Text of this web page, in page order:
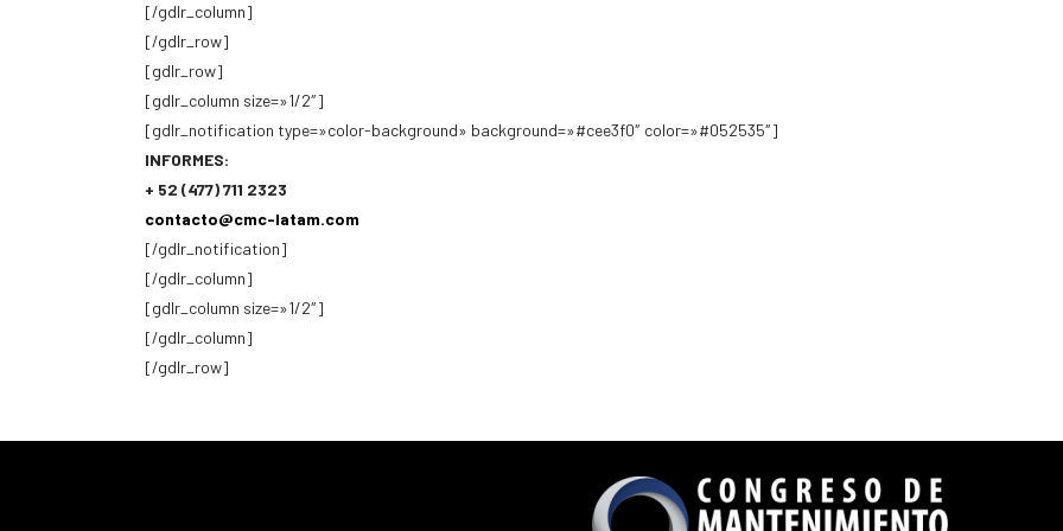
[/gdlr_column]
[/gdlr_row]
[gdlr_row]
[gdlr_column size=»1/2″]
[gdlr_notification type=»color-background» background=»#cee3f0″ color=»#052535″]
INFORMES:
+ 52 (477) 711 2323
contacto@cmc-latam.com
[/gdlr_notification]
[/gdlr_column]
[gdlr_column size=»1/2″]
[/gdlr_column]
[/gdlr_row]